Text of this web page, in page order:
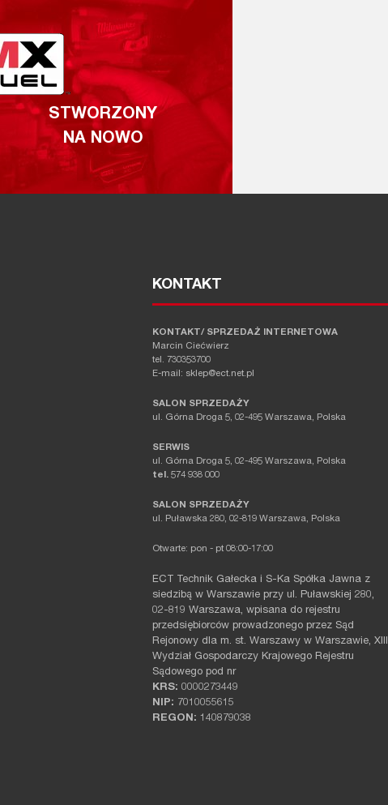
STWORZONY
NA NOWO
KONTAKT
KONTAKT/ SPRZEDAŻ INTERNETOWA
Marcin Ciećwierz
tel. 730353700
E-mail: sklep@ect.net.pl
SALON SPRZEDAŻY
ul. Górna Droga 5, 02-495 Warszawa, Polska
SERWIS
ul. Górna Droga 5, 02-495 Warszawa, Polska
tel. 574 938 000
SALON SPRZEDAŻY
ul. Puławska 280, 02-819 Warszawa, Polska
Otwarte: pon - pt 08:00-17:00
ECT Technik Gałecka i S-Ka Spółka Jawna z
siedzibą w Warszawie przy ul. Puławskiej 280,
02-819 Warszawa, wpisana do rejestru
przedsiębiorców prowadzonego przez Sąd
Rejonowy dla m. st. Warszawy w Warszawie, XIII
Wydział Gospodarczy Krajowego Rejestru
Sądowego pod nr
KRS: 0000273449
NIP: 7010055615
REGON: 140879038